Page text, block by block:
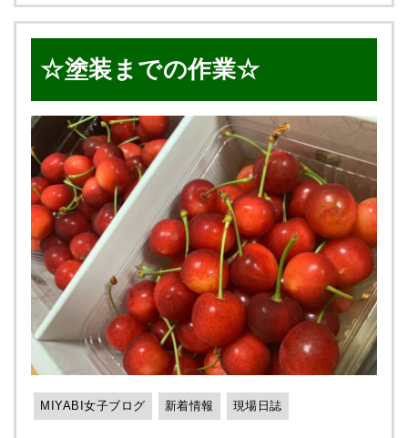
かに冬より夏の方が塗料は乾きやすい等 時期によ
り多少のメリットが生まれますが、 お客様の生活
況がある中で弊社では ご契約いただく際に施工時
期の打合せを メリット・デメリット等詳しく お伝
えさせていただきご要望に沿った 塗装工事を提供
させていただいております♬ 今の時期にお問合
せいただき 秋や冬に向けて塗装工事をご検討中の
方は 是非！お電話お待ちしております👷✨
さて！！！！！ 本日は、H様邸 四街道市鷹の台 に
て施工させていただきました 【外部塗装及び
洗面所リフォーム工事】 が完工しましたのでご紹
介させていただきます！！ 今回H様は、弊社の
野立て看板を見て ご自宅が雅のお近くということ
ずは、現地調査です！ この際にお客様から気にな
☆塗装までの作業☆
MIYABI女子ブログ 新着情報 現場日誌